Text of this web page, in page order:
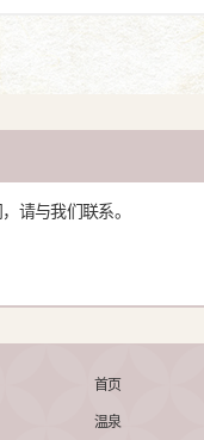
请与我们联系。
首页
温泉